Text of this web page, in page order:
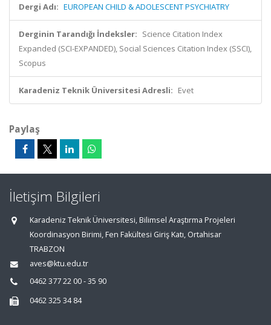
Dergi Adı: EUROPEAN CHILD & ADOLESCENT PSYCHIATRY
Derginin Tarandığı İndeksler: Science Citation Index
Expanded (SCI-EXPANDED), Social Sciences Citation Index (SSCI),
Scopus
Karadeniz Teknik Üniversitesi Adresli: Evet
Paylaş
İletişim Bilgileri
Karadeniz Teknik Üniversitesi, Bilimsel Araştırma Projeleri
Koordinasyon Birimi, Fen Fakültesi Giriş Katı, Ortahisar
TRABZON
aves@ktu.edu.tr
0462 377 22 00 - 35 90
0462 325 34 84